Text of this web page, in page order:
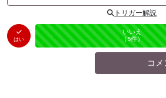
トリガー解説
はい
はい
（0件）
未投票
いいえ
（5件）
コメ